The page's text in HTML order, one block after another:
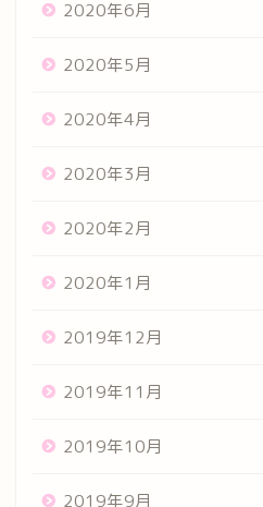
2020年6月
2020年5月
2020年4月
2020年3月
2020年2月
2020年1月
2019年12月
2019年11月
2019年10月
2019年9月